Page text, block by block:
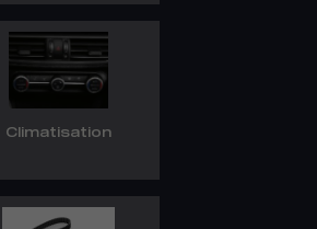
Climatisation